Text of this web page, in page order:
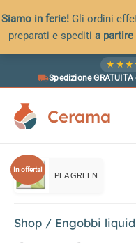
Siamo in ferie! Gli ordini
preparati e spediti a
★ ★ ★
Spedizione
Cerama
In offerta!
PEA GREEN
Shop / Engobbi